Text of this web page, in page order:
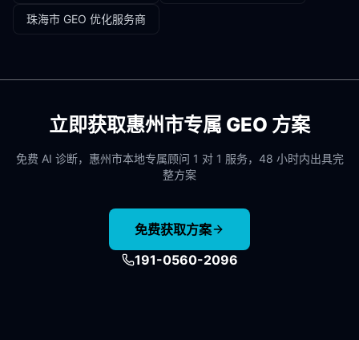
珠海市 GEO 优化服务商
立即获取惠州市专属 GEO 方案
免费 AI 诊断， 惠州市本地专属顾问 1 对 1 服务，48 小时内出具完
整方案
免费获取方案
191-0560-2096